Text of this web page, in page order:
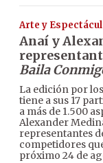
Arte y
Anaí y
Baila
La edición por
tiene a sus 17
a más de 1.500
Alexander
representantes
competidores
próximo 24 de